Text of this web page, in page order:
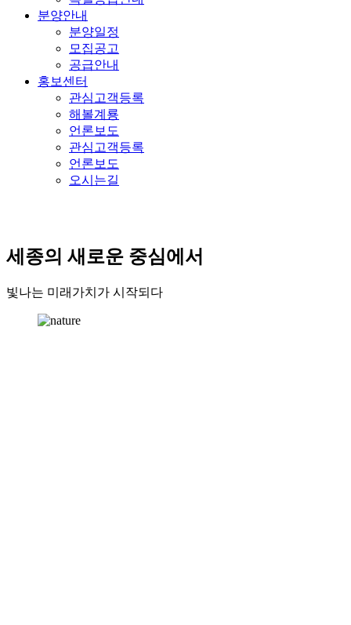
분양안내
분양일정
모집공고
공급안내
홍보센터
관심고객등록
해볼계룡
언론보도
관심고객등록
언론보도
오시는길
세종의 새로운 중심에서
빛나는 미래가치가 시작되다